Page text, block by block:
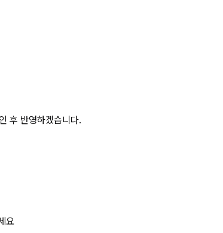
후 반영하겠습니다.
요